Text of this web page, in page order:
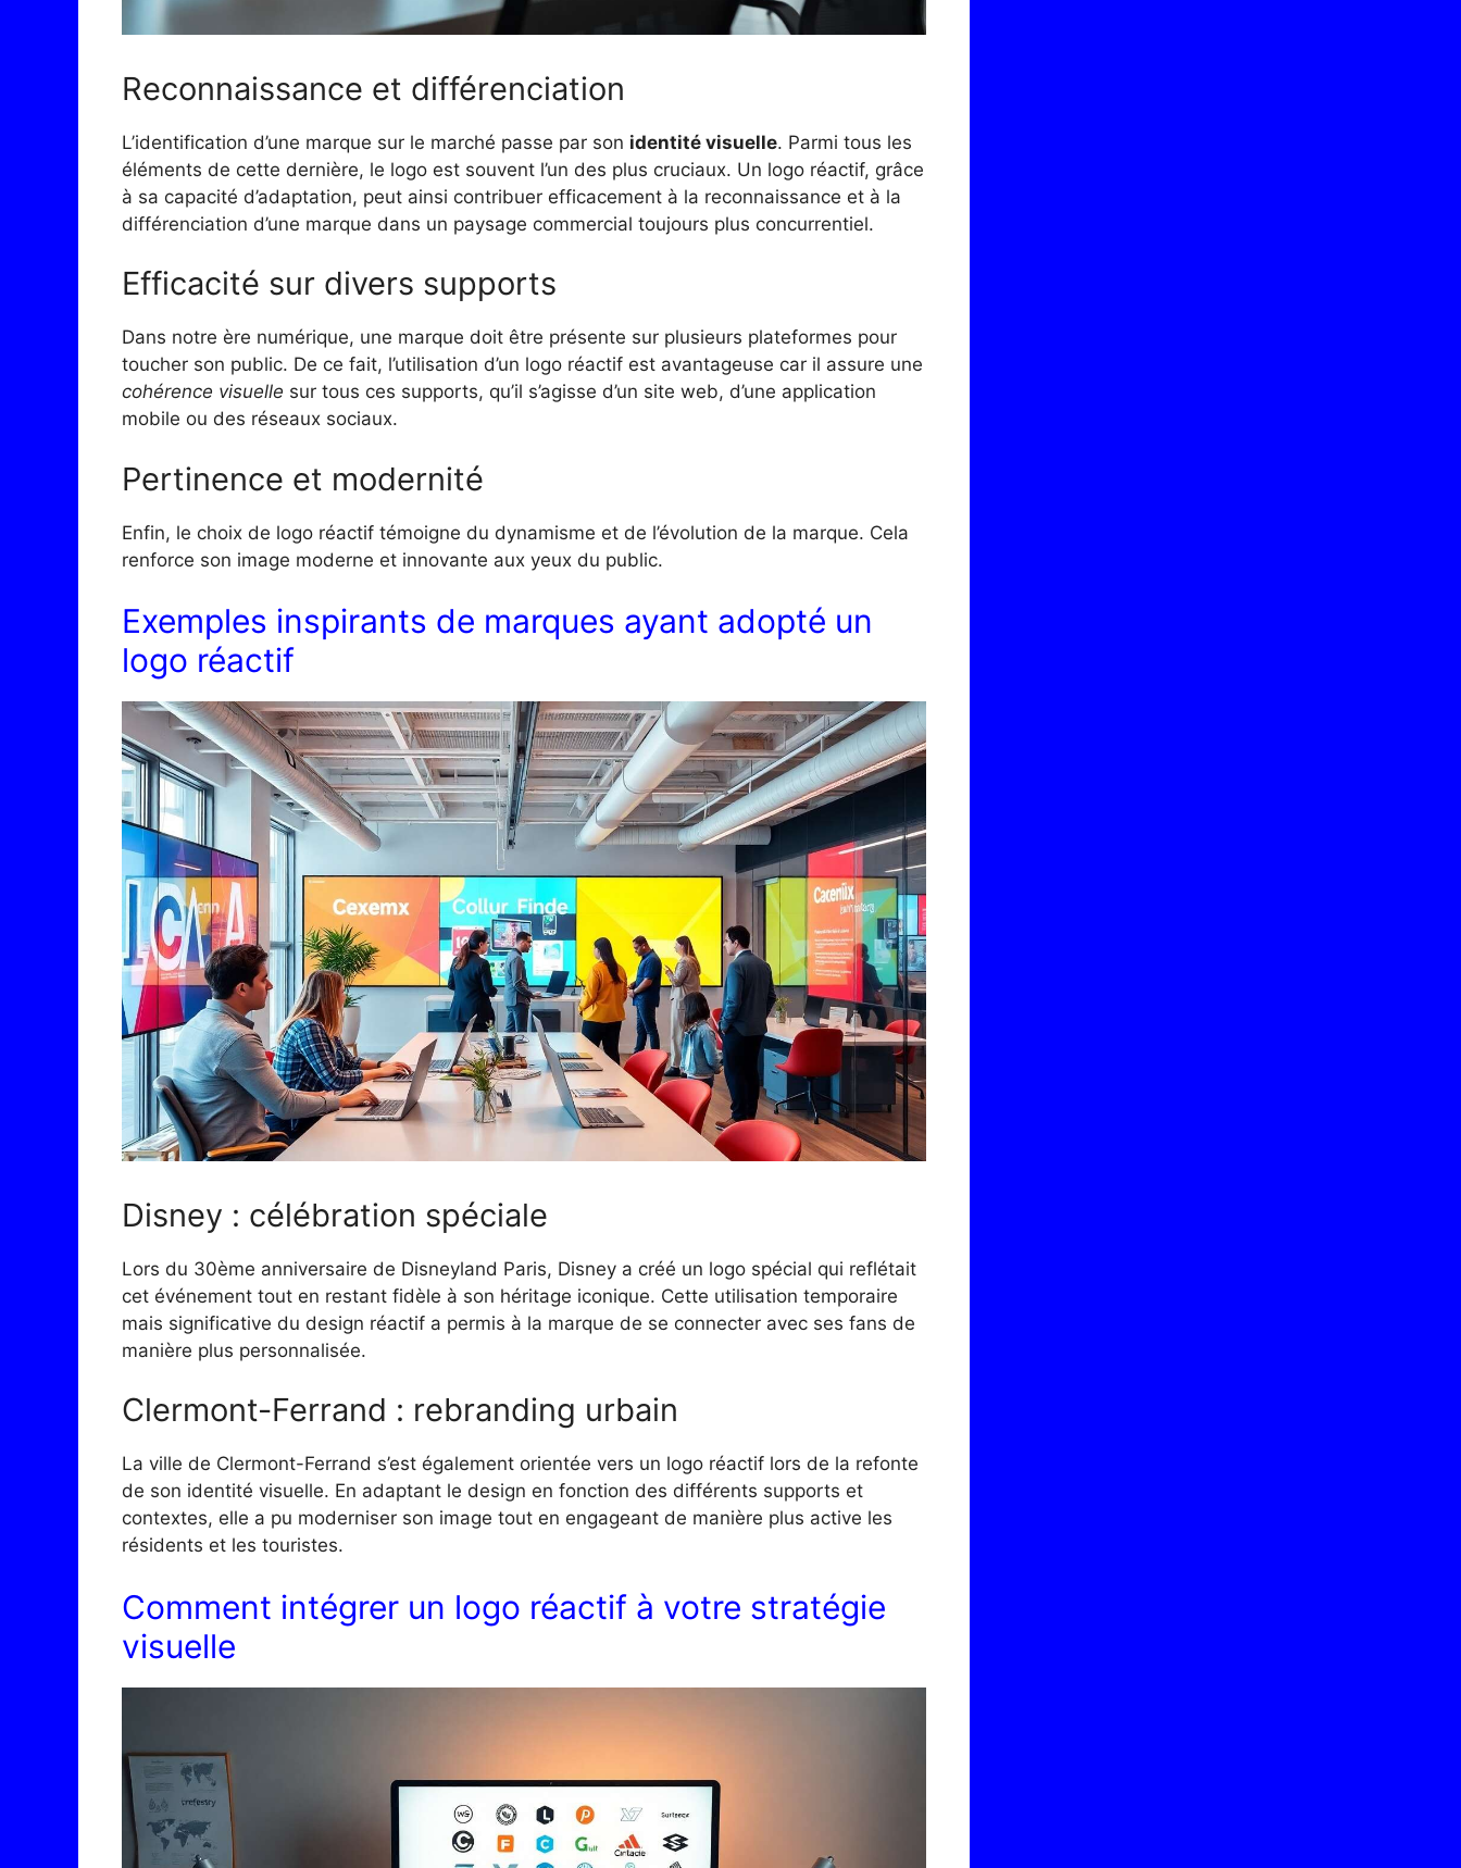
Reconnaissance et différenciation
L’identification d’une marque sur le marché passe par son identité visuelle. Parmi tous les
éléments de cette dernière, le logo est souvent l’un des plus cruciaux. Un logo réactif, grâce
à sa capacité d’adaptation, peut ainsi contribuer efficacement à la reconnaissance et à la
différenciation d’une marque dans un paysage commercial toujours plus concurrentiel.
Efficacité sur divers supports
Dans notre ère numérique, une marque doit être présente sur plusieurs plateformes pour
toucher son public. De ce fait, l’utilisation d’un logo réactif est avantageuse car il assure une
cohérence visuelle sur tous ces supports, qu’il s’agisse d’un site web, d’une application
mobile ou des réseaux sociaux.
Pertinence et modernité
Enfin, le choix de logo réactif témoigne du dynamisme et de l’évolution de la marque. Cela
renforce son image moderne et innovante aux yeux du public.
Exemples inspirants de marques ayant adopté un
logo réactif
Disney : célébration spéciale
Lors du 30ème anniversaire de Disneyland Paris, Disney a créé un logo spécial qui reflétait
cet événement tout en restant fidèle à son héritage iconique. Cette utilisation temporaire
mais significative du design réactif a permis à la marque de se connecter avec ses fans de
manière plus personnalisée.
Clermont-Ferrand : rebranding urbain
La ville de Clermont-Ferrand s’est également orientée vers un logo réactif lors de la refonte
de son identité visuelle. En adaptant le design en fonction des différents supports et
contextes, elle a pu moderniser son image tout en engageant de manière plus active les
résidents et les touristes.
Comment intégrer un logo réactif à votre stratégie
visuelle